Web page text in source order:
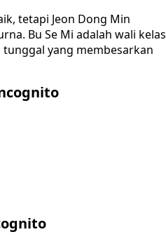
tetapi Jeon Dong Min
Bu Se Mi adalah wali kelas
yang membesarkan